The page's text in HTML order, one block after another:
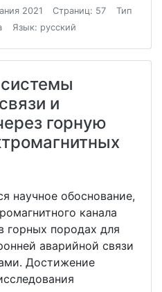
2021 Страниц: 57
Тип
Язык: русский
и
горную
научное обоснование,
канала
горных породах для
аварийной связи
Достижение